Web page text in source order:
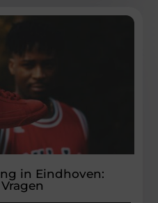
in Eindhoven: